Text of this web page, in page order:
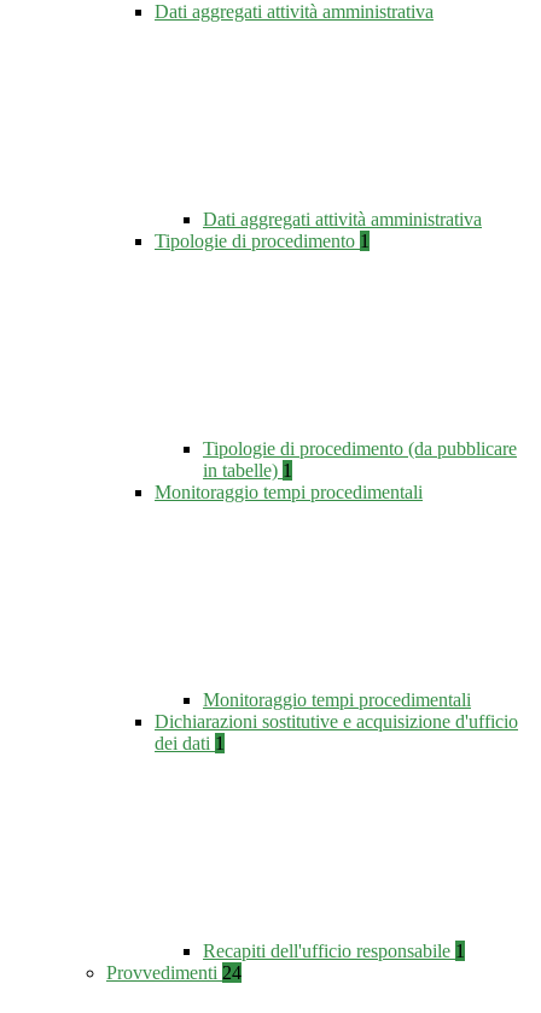
Dati aggregati attività amministrativa
Dati aggregati attività amministrativa
Tipologie di procedimento 1
Tipologie di procedimento (da pubblicare
in tabelle) 1
Monitoraggio tempi procedimentali
Monitoraggio tempi procedimentali
Dichiarazioni sostitutive e acquisizione d'ufficio
dei dati 1
Recapiti dell'ufficio responsabile 1
Provvedimenti 24